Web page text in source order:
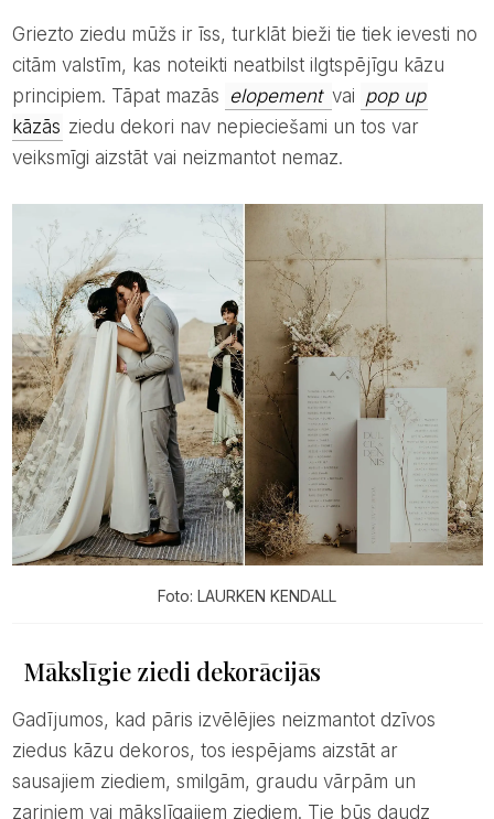
Griezto ziedu mūžs ir īss, turklāt bieži tie tiek ievesti no
citām valstīm, kas noteikti neatbilst ilgtspējīgu kāzu
principiem. Tāpat mazās elopement vai pop up
kāzās ziedu dekori nav nepieciešami un tos var
veiksmīgi aizstāt vai neizmantot nemaz.
Foto: LAURKEN KENDALL
Mākslīgie ziedi dekorācijās
Gadījumos, kad pāris izvēlējies neizmantot dzīvos
ziedus kāzu dekoros, tos iespējams aizstāt ar
sausajiem ziediem, smilgām, graudu vārpām un
zariņiem vai mākslīgajiem ziediem. Tie būs daudz